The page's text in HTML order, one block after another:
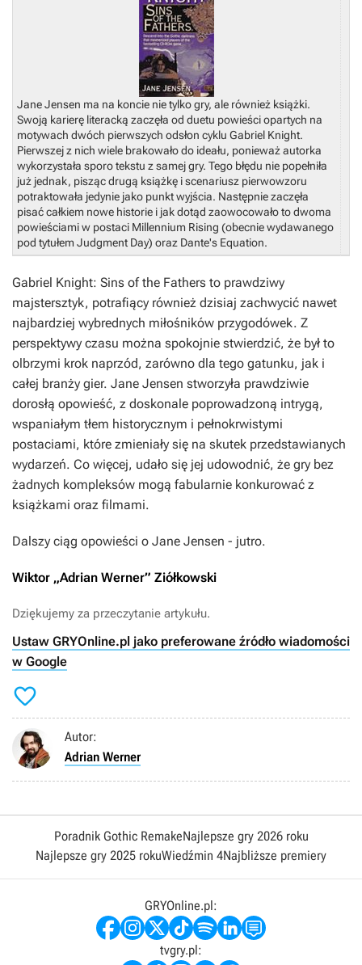
Jane Jensen ma na koncie nie tylko gry, ale również książki.
Swoją karierę literacką zaczęła od duetu powieści opartych na
motywach dwóch pierwszych odsłon cyklu Gabriel Knight.
Pierwszej z nich wiele brakowało do ideału, ponieważ autorka
wykorzystała sporo tekstu z samej gry. Tego błędu nie popełniła
już jednak, pisząc drugą książkę i scenariusz pierwowzoru
potraktowała jedynie jako punkt wyjścia. Następnie zaczęła
pisać całkiem nowe historie i jak dotąd zaowocowało to dwoma
powieściami w postaci Millennium Rising (obecnie wydawanego
pod tytułem Judgment Day) oraz Dante's Equation.
Gabriel Knight: Sins of the Fathers to prawdziwy
majstersztyk, potrafiący również dzisiaj zachwycić nawet
najbardziej wybrednych miłośników przygodówek. Z
perspektywy czasu można spokojnie stwierdzić, że był to
olbrzymi krok naprzód, zarówno dla tego gatunku, jak i
całej branży gier. Jane Jensen stworzyła prawdziwie
dorosłą opowieść, z doskonale poprowadzoną intrygą,
wspaniałym tłem historycznym i pełnokrwistymi
postaciami, które zmieniały się na skutek przedstawianych
wydarzeń. Co więcej, udało się jej udowodnić, że gry bez
żadnych kompleksów mogą fabularnie konkurować z
książkami oraz filmami.
Dalszy ciąg opowieści o Jane Jensen - jutro.
Wiktor „Adrian Werner” Ziółkowski
Dziękujemy za przeczytanie artykułu.
Ustaw GRYOnline.pl jako preferowane źródło wiadomości
w Google

Autor:
Adrian Werner
Poradnik Gothic RemakeNajlepsze gry 2026 roku
Najlepsze gry 2025 rokuWiedźmin 4Najbliższe premiery
GRYOnline.pl:
tvgry.pl: